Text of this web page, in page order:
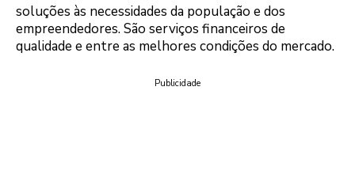
soluções às necessidades da população e dos
empreendedores. São serviços financeiros de
qualidade e entre as melhores condições do mercado.
Publicidade